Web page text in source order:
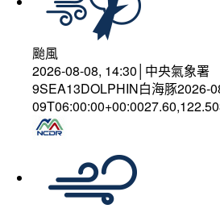
颱風
2026-08-08, 14:30│中央氣象署
9SEA13DOLPHIN白海豚2026-